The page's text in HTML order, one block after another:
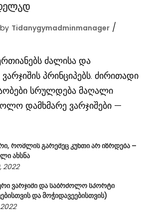
by Tidanygymadminmanager
ძალისა და
პრინციპებს. ძირითადი
სრულდება მაღალი
დამხმარე ვარჯიშები —
რომლის გარეშეც კუნთი არ იზრდება –
ახსნა
2022
ვარჯიში და საბრძოლო სპორტი
და მოჭიდავეებისთვის)